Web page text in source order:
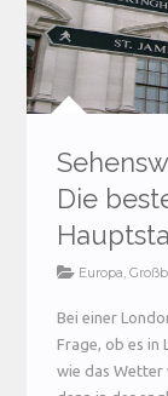
Die
Europa,
Bei einer
Frage, ob es in
wie das Wetter